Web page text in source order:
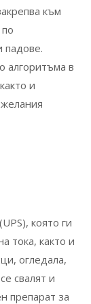
към
падове.
алгоритъма в
и
която ги
тока, както и
огледала,
свалят и
препарат за